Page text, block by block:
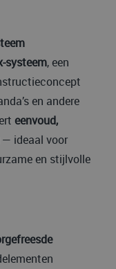
systeem, een
en andere
eenvoud,
— ideaal voor
en stijlvolle